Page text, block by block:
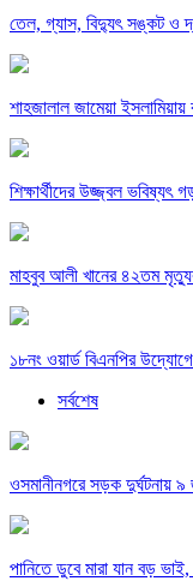
তেল, গ্যাস, বিদ্যুৎ সঙ্কট ও
শাহজালাল জামেয়া
শিক্ষার্থীদের উজ্জ্বল ভবিষ্যৎ
মাহবুব আলী খানের ৪২তম
১৮নং ওয়ার্ড বিএনপির
সর্বশেষ
ওসমানীনগরে সড়ক দুর্ঘটনায়
পানিতে ডুবে মারা যান বড়